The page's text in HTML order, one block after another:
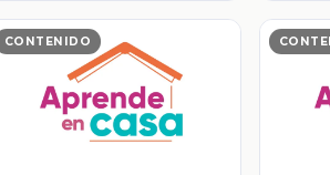
CONTENIDO